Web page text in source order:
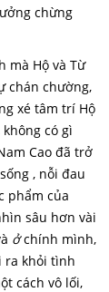
chừng
mà Hộ và Từ
chán chường,
xé tâm trí Hộ
có gì
Cao đã trở
, nỗi đau
phẩm của
sâu hơn vài
ởchính mình,
ra khỏi tình
cách vô lối,